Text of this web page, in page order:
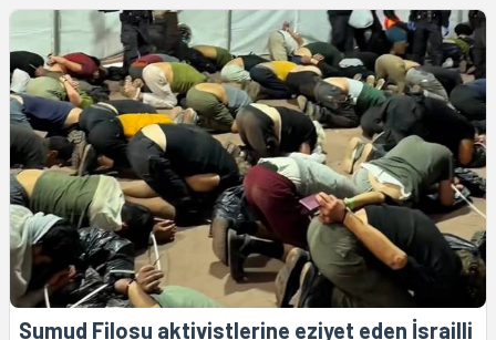
Sumud Filosu aktivistlerine eziyet eden İsrailli